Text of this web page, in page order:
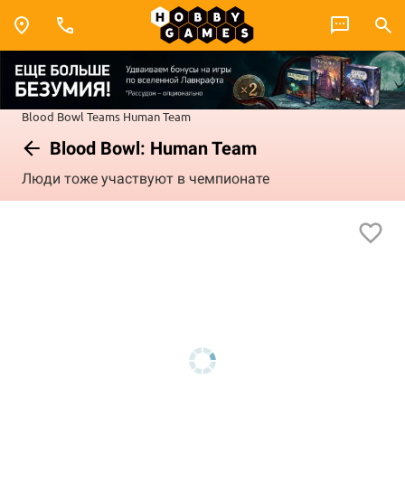
Blood Bowl Teams Human Team
Blood Bowl: Human Team
Люди тоже участвуют в чемпионате